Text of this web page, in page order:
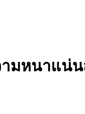
มหนาแน่น